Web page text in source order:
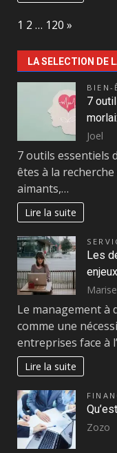
Page:
1 2 … 120 Next
»
LA SELECTION DE
BIEN-
7
Joel
7 outils essentiels
êtes à la
aimants,…
Lire la suite
Les
Marise
Le management à
comme une
entreprises face à
Lire la suite
Zozo